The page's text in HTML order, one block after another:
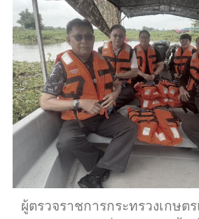
ผู้ตรวจราชการกระทรวงเกษต